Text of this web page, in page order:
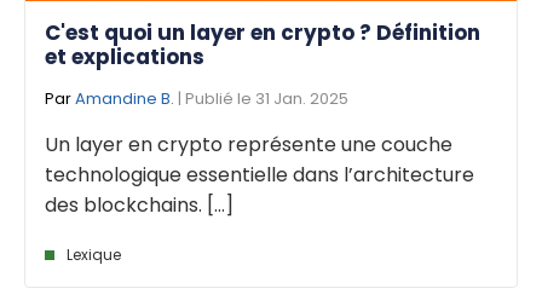
C'est quoi un layer en crypto ? Définition
et explications
ParAmandine B. | Publié le 31 Jan. 2025
Un layer en crypto représente une couche
technologique essentielle dans l’architecture
des blockchains. [...]
Lexique